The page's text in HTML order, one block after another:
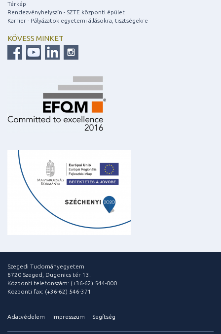
Térkép
Rendezvényhelyszín - SZTE központi épület
Karrier - Pályázatok egyetemi állásokra, tisztségekre
KÖVESS MINKET
Szegedi Tudományegyetem
6720 Szeged, Dugonics tér 13.
Központi telefonszám: (+36-62) 544-000
Központi fax: (+36-62) 546-371
Adatvédelem Impresszum Segítség